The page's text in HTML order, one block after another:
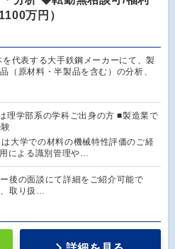
万円）
を代表する大手鉄鋼メーカーにて、製
（原材料・半製品を含む）の分析、
理学部系の学科ご出身の方 ■製造業で
大学での材料の機械特性評価のご経
による識別管理や…
後の面談にて詳細をご紹介可能で
取り扱…